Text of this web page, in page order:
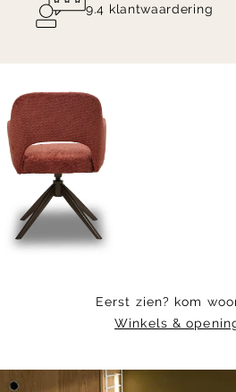
9.4 klantwaardering
Item
of
Eerst zien? kom
Winkels &